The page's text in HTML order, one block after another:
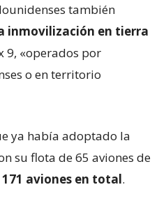
también
inmovilización en tierra
9, «operados por
o en territorio
ya había adoptado la
su flota de 65 aviones de
aviones en total.